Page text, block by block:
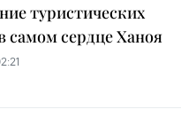
туристических
самом сердце Ханоя